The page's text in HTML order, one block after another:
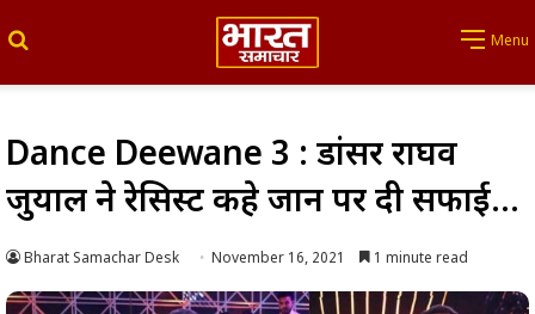
Menu
Dance Deewane 3 : डांसर राघव
जुयाल ने रेसिस्ट कहे जानें पर दी सफाई…
Bharat Samachar Desk November 16, 2021 1 minute read